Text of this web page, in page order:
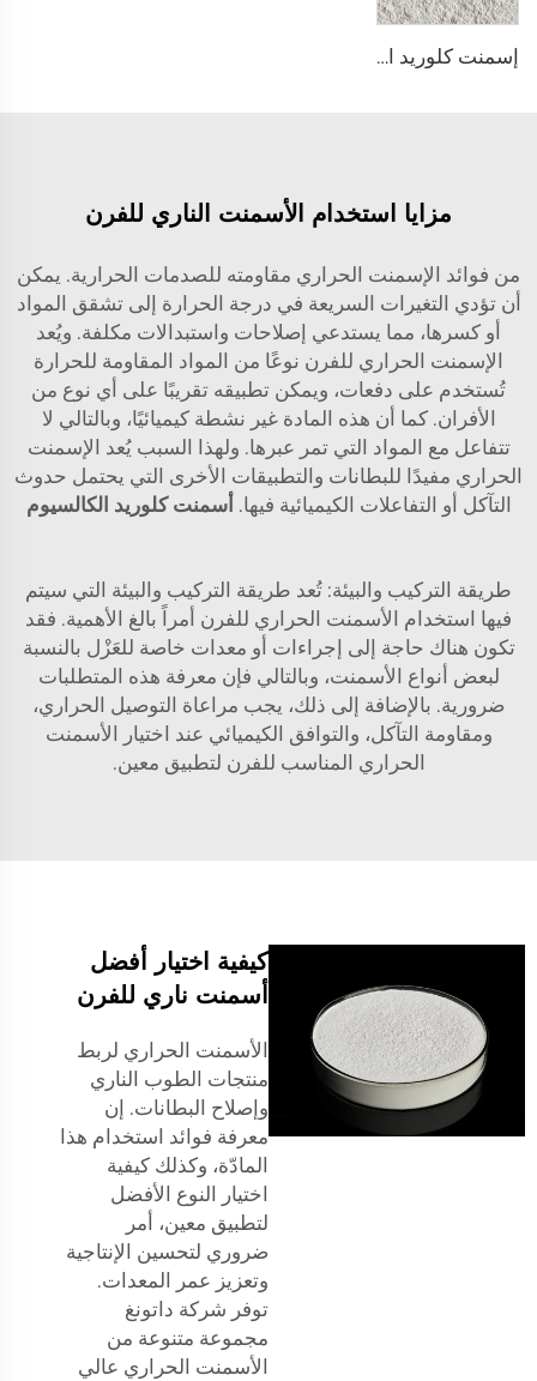
إسمنت كلوريد الكالسيوم DK-71
مزايا استخدام الأسمنت الناري للفرن
من فوائد الإسمنت الحراري مقاومته للصدمات الحرارية. يمكن
أن تؤدي التغيرات السريعة في درجة الحرارة إلى تشقق المواد
أو كسرها، مما يستدعي إصلاحات واستبدالات مكلفة. ويُعد
الإسمنت الحراري للفرن نوعًا من المواد المقاومة للحرارة
تُستخدم على دفعات، ويمكن تطبيقه تقريبًا على أي نوع من
الأفران. كما أن هذه المادة غير نشطة كيميائيًا، وبالتالي لا
تتفاعل مع المواد التي تمر عبرها. ولهذا السبب يُعد الإسمنت
الحراري مفيدًا للبطانات والتطبيقات الأخرى التي يحتمل حدوث
التآكل أو التفاعلات الكيميائية فيها. أسمنت كلوريد الكالسيوم
طريقة التركيب والبيئة: تُعد طريقة التركيب والبيئة التي سيتم
فيها استخدام الأسمنت الحراري للفرن أمراً بالغ الأهمية. فقد
تكون هناك حاجة إلى إجراءات أو معدات خاصة للعَزْل بالنسبة
لبعض أنواع الأسمنت، وبالتالي فإن معرفة هذه المتطلبات
ضرورية. بالإضافة إلى ذلك، يجب مراعاة التوصيل الحراري،
ومقاومة التآكل، والتوافق الكيميائي عند اختيار الأسمنت
الحراري المناسب للفرن لتطبيق معين.
كيفية اختيار أفضل
أسمنت ناري للفرن
الأسمنت الحراري لربط
منتجات الطوب الناري
وإصلاح البطانات. إن
معرفة فوائد استخدام هذا
المادّة، وكذلك كيفية
اختيار النوع الأفضل
لتطبيق معين، أمر
ضروري لتحسين الإنتاجية
وتعزيز عمر المعدات.
توفر شركة داتونغ
مجموعة متنوعة من
الأسمنت الحراري عالي